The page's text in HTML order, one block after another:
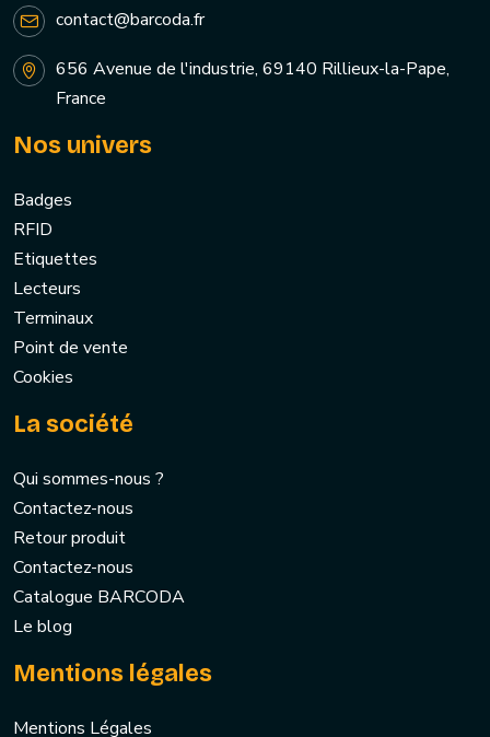
contact@barcoda.fr
656 Avenue de l'industrie, 69140 Rillieux-la-Pape,
France
Nos univers
Badges
RFID
Etiquettes
Lecteurs
Terminaux
Point de vente
Cookies
La société
Qui sommes-nous ?
Contactez-nous
Retour produit
Contactez-nous
Catalogue BARCODA
Le blog
Mentions légales
Mentions Légales